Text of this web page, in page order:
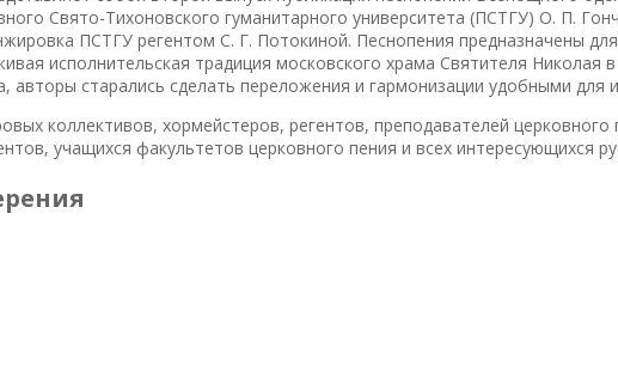
Свято-Тихоновского гуманитарного университета (ПСТГУ) О. П.
ПСТГУ регентом С. Г. Потокиной. Песнопения предназначены
исполнительская традиция московского храма Святителя Николая
авторы старались сделать переложения и гармонизации удобными для
коллективов, хормейстеров, регентов, преподавателей церковного
учащихся факультетов церковного пения и всех интересующихся